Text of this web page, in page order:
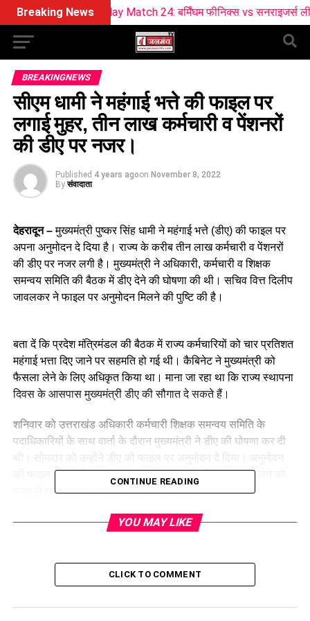
Breaking News
Today Match 24: बर्मिंघम फीनिक्स vs सनराइजर्स लीड्स ड्रीम11 टीम
BREAKINGNEWS
सीएम धामी ने महंगाई भत्ते की फाइल पर
लगाई मुहर, तीन लाख कर्मचारी व पेंशनरों
की डीए पर नजर।
Published 4 years agoon November 8, 2022
By संवादाता
देहरादून –मुख्यमंत्री पुष्कर सिंह धामी ने महंगाई भत्ते (डीए) की फाइल पर
अपना अनुमोदन दे दिया है। राज्य के करीब तीन लाख कर्मचारी व पेंशनरों
की डीए पर नजर लगी है। मुख्यमंत्री ने अधिकारी, कर्मचारी व शिक्षक
समन्वय समिति की बैठक में डीए देने की घोषणा की थी। सचिव वित्त दिलीप
जावलकर ने फाइल पर अनुमोदन मिलने की पुष्टि की है।
बता दें कि प्रदेश मंत्रिमंडल की बैठक में राज्य कर्मचारियों को चार प्रतिशत
महंगाई भत्ता दिए जाने पर सहमति हो गई थी। कैबिनेट ने मुख्यमंत्री को
फैसला लेने के लिए अधिकृत किया था। माना जा रहा था कि राज्य स्थापना
दिवस के आसपास मुख्यमंत्री डीए की सौगात दे सकते हैं।
शनिवार को उत्तराखंड अधिकारी कर्मचारी शिक्षक समन्वय समिति के
पदाधिकारियों के साथ वार्ता के दौरान मुख्यमंत्री ने डीए की घोषणा कर दी
की फाइल अब प्रक्रिया में है। मंगलवार को सार्वजनिक अवकाश होने की
वजह से बुधवार को डीए का आदेश हो सकता है।
वित्त विभाग ने महंगाई भत्ते पर खर्च होने वाली धनराशि की व्यवस्था कर ली
से लेकर 10 हजार रुपये तक की वेतन बढ़ोतरी का लाभ मिल सकता है।
RELATED TOPICS:
CONTINUE READING
YOU MAY LIKE
CLICK TO COMMENT